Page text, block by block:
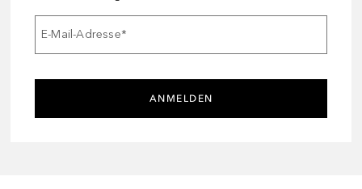
E-Mail-Adresse*
ANMELDEN